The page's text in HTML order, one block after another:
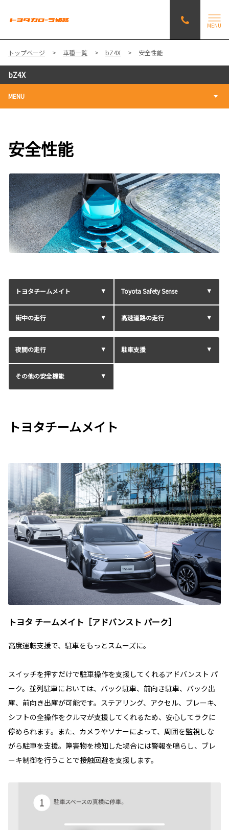
MENU
トップページ 車種一覧 bZ4X 安全性能
bZ4X
MENU
安全性能
トヨタチームメイト Toyota Safety Sense
街中の走行 高速道路の走行
夜間の走行 駐車支援
その他の安全機能
トヨタチームメイト
トヨタ チームメイト［アドバンスト パーク］
高度運転支援で、駐車をもっとスムーズに。
スイッチを押すだけで駐車操作を支援してくれるアドバンスト パ
ーク。並列駐車においては、バック駐車、前向き駐車、バック出
庫、前向き出庫が可能です。ステアリング、アクセル、ブレーキ、
シフトの全操作をクルマが支援してくれるため、安心してラクに
停められます。また、カメラやソナーによって、周囲を監視しな
がら駐車を支援。障害物を検知した場合には警報を鳴らし、ブレ
ーキ制御を行うことで接触回避を支援します。